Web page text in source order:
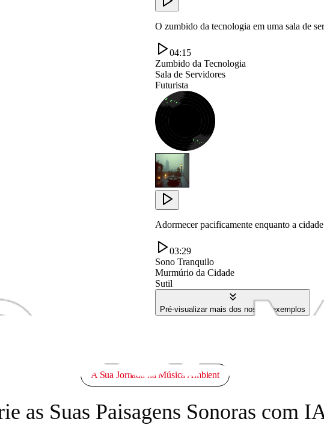
O zumbido da tecnologia em uma sala de
04:15
Zumbido da Tecnologia
Sala de Servidores
Futurista
Adormecer pacificamente enquanto a
03:29
Sono Tranquilo
Murmúrio da Cidade
Sutil
Pré-visualizar mais dos nossos exemplos
A Sua Jornada na Música Ambient
as Suas Paisagens Sonoras com